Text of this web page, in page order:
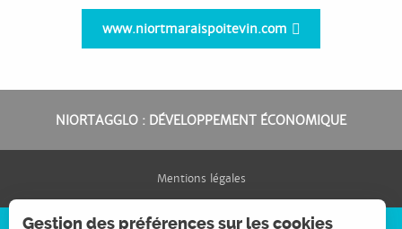
www.niortmaraispoitevin.com
NIORTAGGLO : DÉVELOPPEMENT ÉCONOMIQUE
Mentions légales
Gestion des préférences sur les cookies